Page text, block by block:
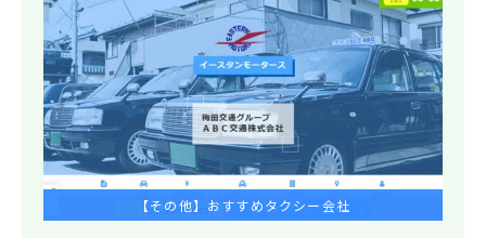
【その他】おすすめタクシー会社